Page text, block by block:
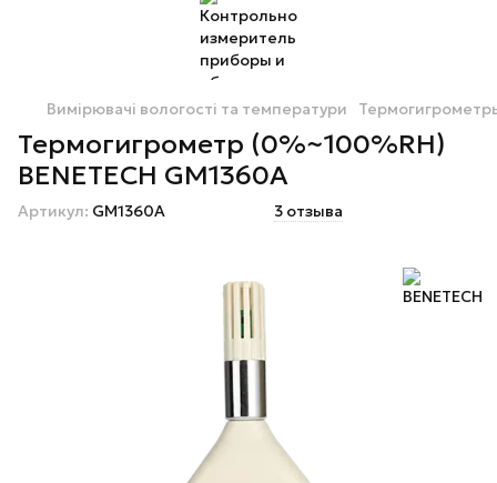
Вимірювачі вологості та температури
Термогигрометр (0%~100%RH)
BENETECH GM1360A
Артикул: GM1360A 3 отзыва